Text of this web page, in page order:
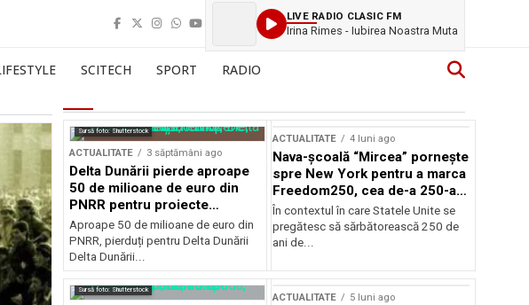
LIVE RADIO CLASIC FM
Irina Rimes - Iubirea Noastra Muta
SCITECH SPORT RADIO
Sursă foto: Shutterstock
ACTUALITATE 3 săptămâni ago
Delta Dunării pierde aproape
50 de milioane de euro din
PNRR pentru proiecte
esențiale
Aproape 50 de milioane de euro din
PNRR, pierduți pentru Delta Dunării
Delta Dunării...
ACTUALITATE 4 luni ago
Nava-școală “Mircea” pornește
spre New York pentru a marca
Freedom250, cea de-a 250-a
aniversare a Statelor Unite
În contextul în care Statele Unite se
pregătesc să sărbătorească 250 de
ani de...
Sursă foto: Shutterstock
ACTUALITATE 5 luni ago